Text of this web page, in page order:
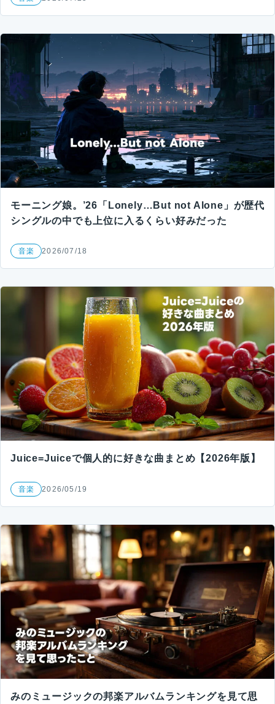
モーニング娘。’26「Lonely…But not Alone」が歴代
シングルの中でも上位に入るくらい好みだった
音楽 2026/07/18
Juice=Juiceで個人的に好きな曲まとめ【2026年版】
音楽 2026/05/19
みのミュージックの邦楽アルバムランキングを見て思